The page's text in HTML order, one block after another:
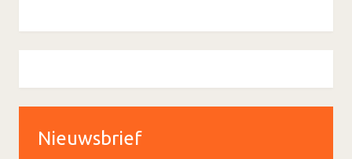
Nieuwsbrief